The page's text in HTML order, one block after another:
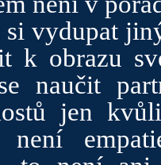
si vydupat
k obrazu
naučit
jen
není